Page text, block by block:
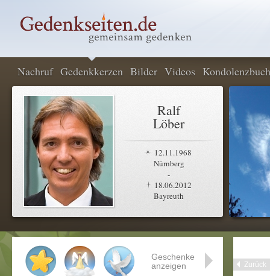
Nachruf Gedenkkerzen Bilder Videos Kondolenzbuch
Ralf
Löber
12.11.1968
Nürnberg
-
18.06.2012
Bayreuth
Zurück
Geschenke
anzeigen